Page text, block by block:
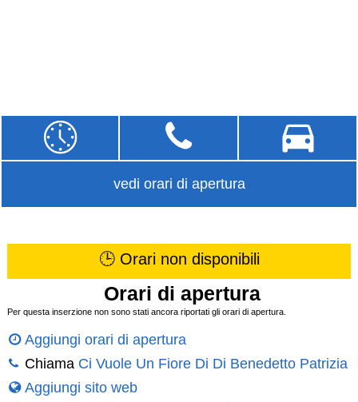
vedi orari di apertura
🕒 Orari non disponibili
Orari di apertura
Per questa inserzione non sono stati ancora riportati gli orari di apertura.
Aggiungi orari di apertura
Chiama Ci Vuole Un Fiore Di Di Benedetto Patrizia
Aggiungi sito web